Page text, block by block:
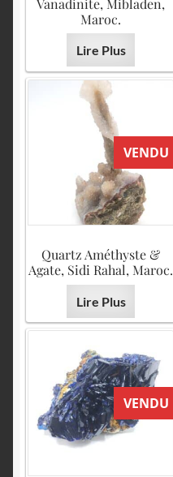
Maroc.
Lire Plus
VENDU
Quartz Améthyste &
Agate, Sidi Rahal, Maroc.
Lire Plus
VENDU